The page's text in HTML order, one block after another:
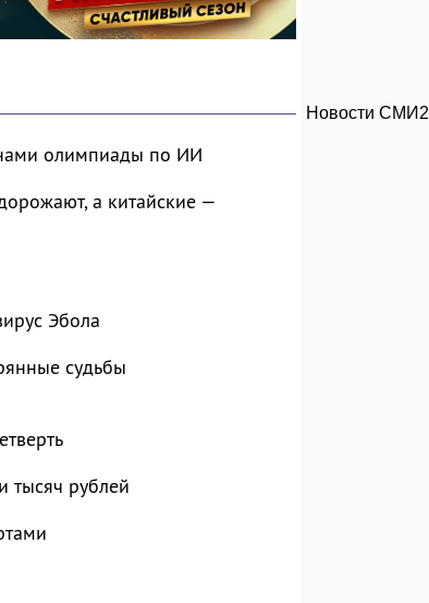
олимпиады по ИИ
а китайские —
Эбола
судьбы
тысяч рублей
Новости СМИ2